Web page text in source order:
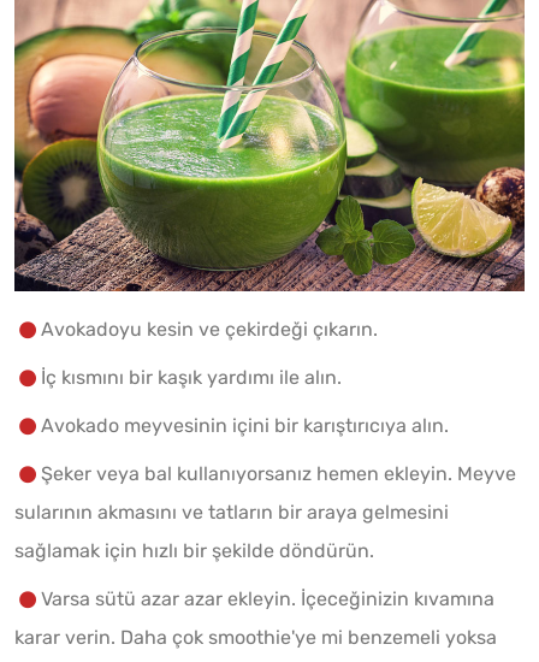
Avokadoyu kesin ve çekirdeği çıkarın.
İç kısmını bir kaşık yardımı ile alın.
Avokado meyvesinin içini bir karıştırıcıya alın.
Şeker veya bal kullanıyorsanız hemen ekleyin. Meyve
sularının akmasını ve tatların bir araya gelmesini
sağlamak için hızlı bir şekilde döndürün.
Varsa sütü azar azar ekleyin. İçeceğinizin kıvamına
karar verin. Daha çok smoothie'ye mi benzemeli yoksa